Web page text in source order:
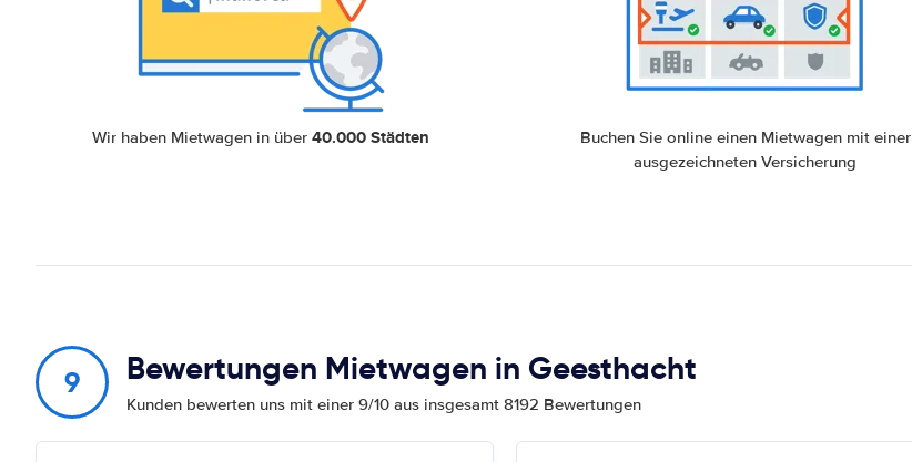
Wir haben Mietwagen in über40.000 Städten
Buchen Sie online einen Mietwagen mit einer
ausgezeichneten Versicherung
9 Bewertungen Mietwagen in Geesthacht
Kunden bewerten uns mit einer 9/10 aus insgesamt 8192 Bewertungen